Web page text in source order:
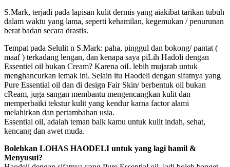
S.Mark, terjadi pada lapisan kulit dermis yang aiakibat tarikan tubuh
dalam waktu yang lama, seperti kehamilan, kegemukan / penurunan
berat badan secara drastis.
Tempat pada Selulit n S.Mark: paha, pinggul dan bokong/ pantat (
maaf ) terkadang lengan, dan kenapa saya piLih Hadoli dengan
Essentiel oil bukan Cream? Karena oiL lebih mujarab untuk
menghancurkan lemak ini. Selain itu Haodeli dengan sifatnya yang
Pure Essential oil dan di design Fair Skin/ berbentuk oil bukan
cReam, juga sangan membantu mengencangkan kulit dan
memperbaiki tekstur kulit yang kendur karna factor alami
melahirkan dan pertambahan usia.
Essential oil, adalah teman baik kamu untuk kulit indah, sehat,
kencang dan awet muda.
Bolehkan LOHAS HAODELI untuk yang lagi hamil &
Menyusui?